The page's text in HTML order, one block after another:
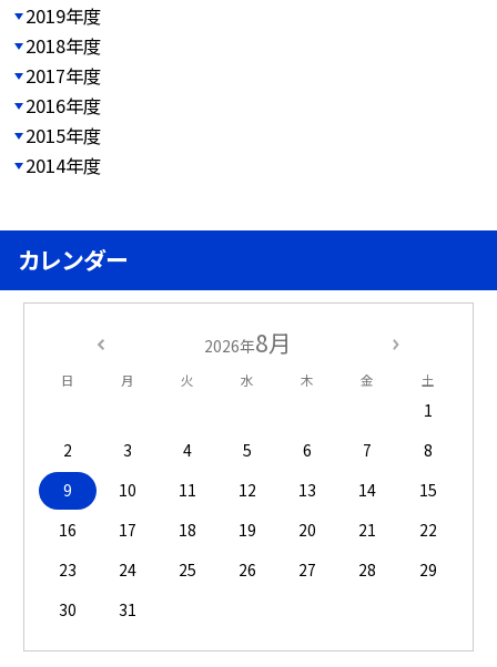
2019年度
2018年度
2017年度
2016年度
2015年度
2014年度
カレンダー
2026年8月
日 月 火 水 木 金 土
1
2
3 4 5 6 7
8
9
10 11 12 13 14
15
16
17 18 19 20 21
22
23
24 25 26 27 28
29
30
31